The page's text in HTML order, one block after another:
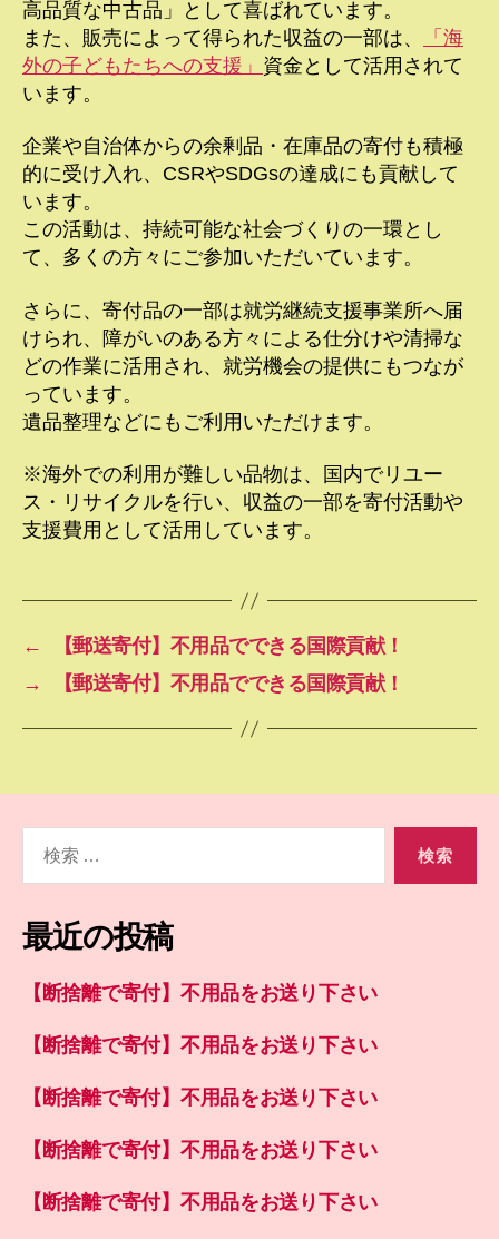
高品質な中古品」として喜ばれています。
また、販売によって得られた収益の一部は、
「海
外の子どもたちへの支援」 資金として活用されて
います。
企業や自治体からの余剰品・在庫品の寄付も積極
的に受け入れ、CSRやSDGsの達成にも貢献して
います。
この活動は、持続可能な社会づくりの一環とし
て、多くの方々にご参加いただいています。
さらに、寄付品の一部は就労継続支援事業所へ届
けられ、障がいのある方々による仕分けや清掃な
どの作業に活用され、就労機会の提供にもつなが
っています。
遺品整理などにもご利用いただけます。
※海外での利用が難しい品物は、国内でリユー
ス・リサイクルを行い、収益の一部を寄付活動や
支援費用として活用しています。
←
【郵送寄付】不用品でできる国際貢献！
→
【郵送寄付】不用品でできる国際貢献！
象:
最近の投稿
【断捨離で寄付】不用品をお送り下さい
【断捨離で寄付】不用品をお送り下さい
【断捨離で寄付】不用品をお送り下さい
【断捨離で寄付】不用品をお送り下さい
【断捨離で寄付】不用品をお送り下さい